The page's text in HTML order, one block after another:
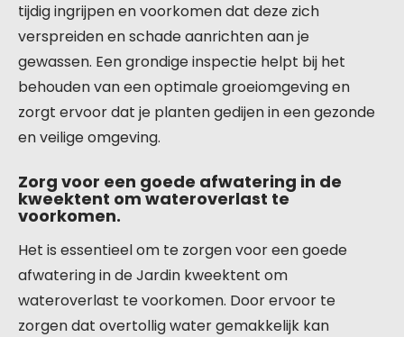
tijdig ingrijpen en voorkomen dat deze zich
verspreiden en schade aanrichten aan je
gewassen. Een grondige inspectie helpt bij het
behouden van een optimale groeiomgeving en
zorgt ervoor dat je planten gedijen in een gezonde
en veilige omgeving.
Zorg voor een goede afwatering in de
kweektent om wateroverlast te
voorkomen.
Het is essentieel om te zorgen voor een goede
afwatering in de Jardin kweektent om
wateroverlast te voorkomen. Door ervoor te
zorgen dat overtollig water gemakkelijk kan